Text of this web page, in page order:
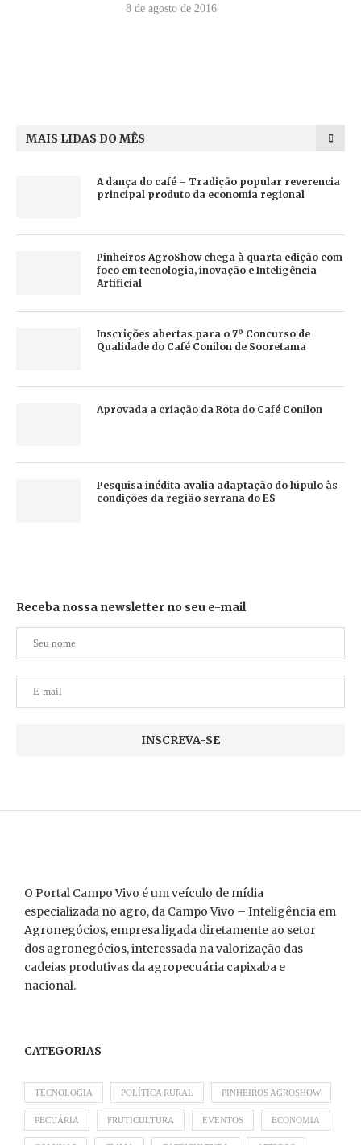
8 de agosto de 2016
MAIS LIDAS DO MÊS
A dança do café – Tradição popular reverencia
principal produto da economia regional
Pinheiros AgroShow chega à quarta edição com
foco em tecnologia, inovação e Inteligência
Artificial
Inscrições abertas para o 7º Concurso de
Qualidade do Café Conilon de Sooretama
Aprovada a criação da Rota do Café Conilon
Pesquisa inédita avalia adaptação do lúpulo às
condições da região serrana do ES
Receba nossa newsletter no seu e-mail
O Portal Campo Vivo é um veículo de mídia
especializada no agro, da Campo Vivo – Inteligência em
Agronegócios, empresa ligada diretamente ao setor
dos agronegócios, interessada na valorização das
cadeias produtivas da agropecuária capixaba e
nacional.
CATEGORIAS
TECNOLOGIA POLÍTICA RURAL PINHEIROS AGROSHOW
PECUÁRIA FRUTICULTURA EVENTOS ECONOMIA